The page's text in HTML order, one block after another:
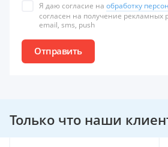
Я даю согласие на обработку
согласен на получение рекламных
email, sms, push
Отправить
Только что наши